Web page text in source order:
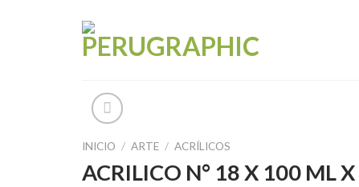
content
INICIO / ARTE / ACRÍLICOS
ACRILICO N° 18 X 100 ML